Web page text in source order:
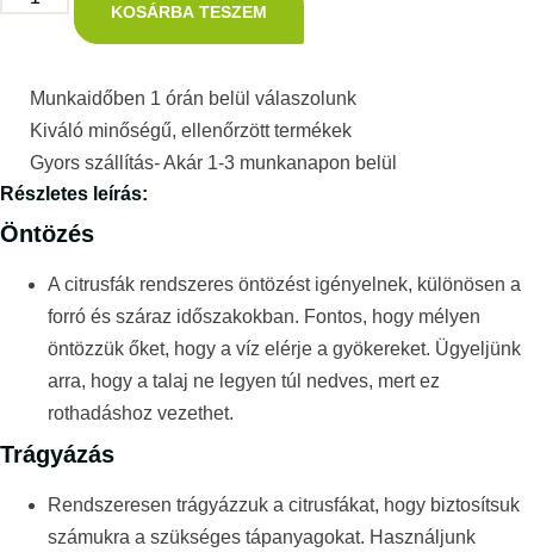
KOSÁRBA TESZEM
Munkaidőben 1 órán belül válaszolunk
Kiváló minőségű, ellenőrzött termékek
Gyors szállítás- Akár 1-3 munkanapon belül
Részletes leírás:
Öntözés
A citrusfák rendszeres öntözést igényelnek, különösen a
forró és száraz időszakokban. Fontos, hogy mélyen
öntözzük őket, hogy a víz elérje a gyökereket. Ügyeljünk
arra, hogy a talaj ne legyen túl nedves, mert ez
rothadáshoz vezethet.
Trágyázás
Rendszeresen trágyázzuk a citrusfákat, hogy biztosítsuk
számukra a szükséges tápanyagokat. Használjunk